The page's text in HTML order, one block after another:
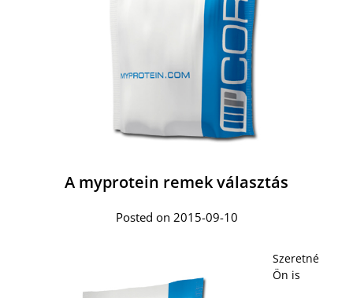
A myprotein remek választás
Posted on 2015-09-10
Szeretné
Ön is